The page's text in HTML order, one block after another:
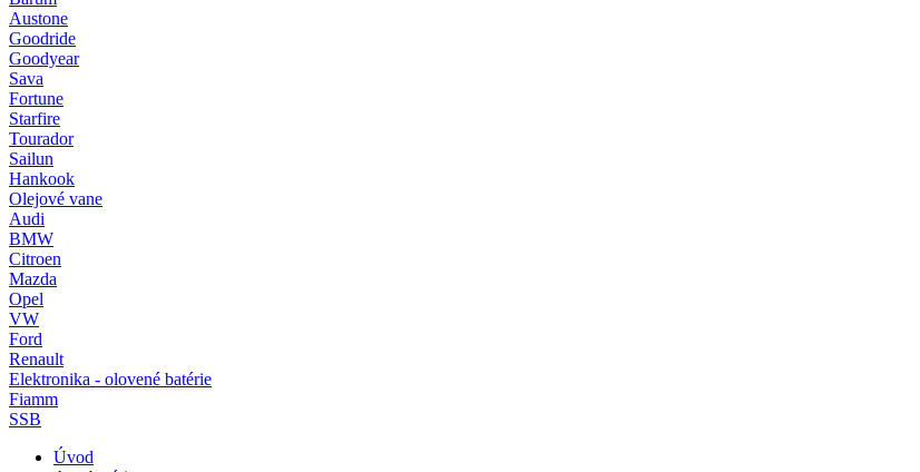
Austone
Goodride
Goodyear
Sava
Fortune
Starfire
Tourador
Sailun
Hankook
Olejové vane
Audi
BMW
Citroen
Mazda
Opel
VW
Ford
Renault
Elektronika - olovené batérie
Fiamm
SSB
Úvod